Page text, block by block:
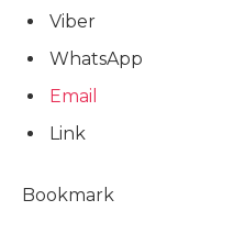
Viber
WhatsApp
Email
Link
Bookmark